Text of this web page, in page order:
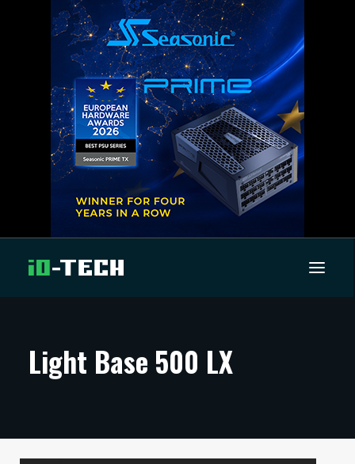
ARTIKKELIT
TECHBBS
Light Base 500 LX